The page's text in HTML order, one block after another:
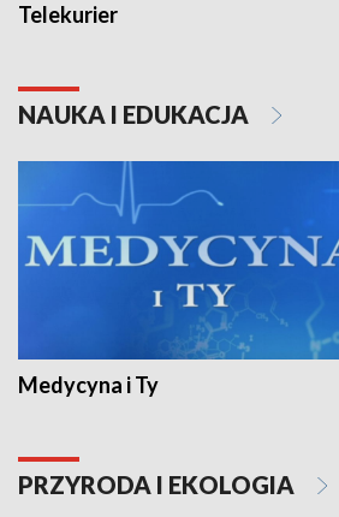
Telekurier
NAUKA I EDUKACJA
Medycyna i Ty
PRZYRODA I EKOLOGIA